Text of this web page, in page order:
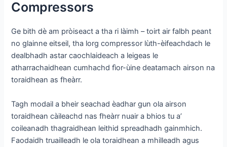
Compressors
Ge bith dè am pròiseact a tha ri làimh – toirt air falbh peant
no glainne eitseil, tha lorg compressor lùth-èifeachdach le
dealbhadh astar caochlaideach a leigeas le
atharrachaidhean cumhachd fìor-ùine deatamach airson na
toraidhean as fheàrr.
Tagh modail a bheir seachad èadhar gun ola airson
toraidhean càileachd nas fheàrr nuair a bhios tu a’
coileanadh thagraidhean leithid spreadhadh gainmhich.
Faodaidh truailleadh le ola toraidhean a mhilleadh agus